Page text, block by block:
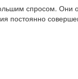
спросом.